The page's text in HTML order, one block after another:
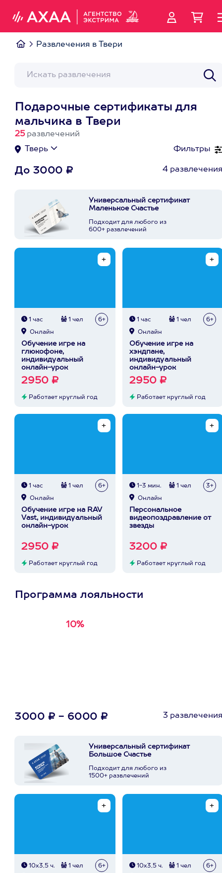
Развлечения в Твери
Подарочные сертификаты для
мальчика в Твери
25развлечений
Фильтры
Тверь
До 3000 ₽ 4
Универсальный сертификат
Маленькое Счастье
Подходит для любого из
600+ развлечений
1 час 1 чел 6+
Онлайн
Обучение игре на
глюкофоне,
индивидуальный
онлайн-урок
2950 ₽
Работает круглый год
1 час 1 чел 6+
Онлайн
Обучение игре на
хэндпане,
индивидуальный
онлайн-урок
2950 ₽
Работает круглый год
1 час 1 чел 6+
Онлайн
Обучение игре на RAV
Vast, индивидуальный
онлайн-урок
2950 ₽
Работает круглый год
1-3 мин. 1 чел 3+
Онлайн
Персональное
видеопоздравление от
звезды
3200 ₽
Работает круглый год
Программа лояльности
10%
3000 ₽ - 6000 ₽ 3
Универсальный сертификат
Большое Счастье
Подходит для любого из
1500+ развлечений
10х3,5 ч. 1 чел 6+ 10х3,5 ч. 1 чел 6+